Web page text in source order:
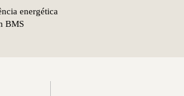
energética
BMS